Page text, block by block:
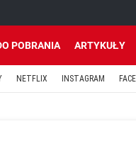
POBRANIA ARTYKUŁY
NETFLIX INSTAGRAM